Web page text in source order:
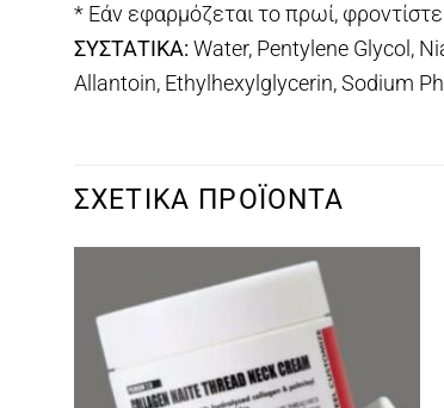
* Εάν εφαρμόζεται το πρωί,
ΣΥΣΤΑΤΙΚΑ: Water, Pentylene Glycol,
Allantoin, Ethylhexylglycerin, Sodium
ΣΧΕΤΙΚΆ ΠΡΟΪΌΝΤΑ